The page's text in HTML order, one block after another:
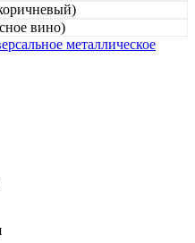
вино)
металлическое